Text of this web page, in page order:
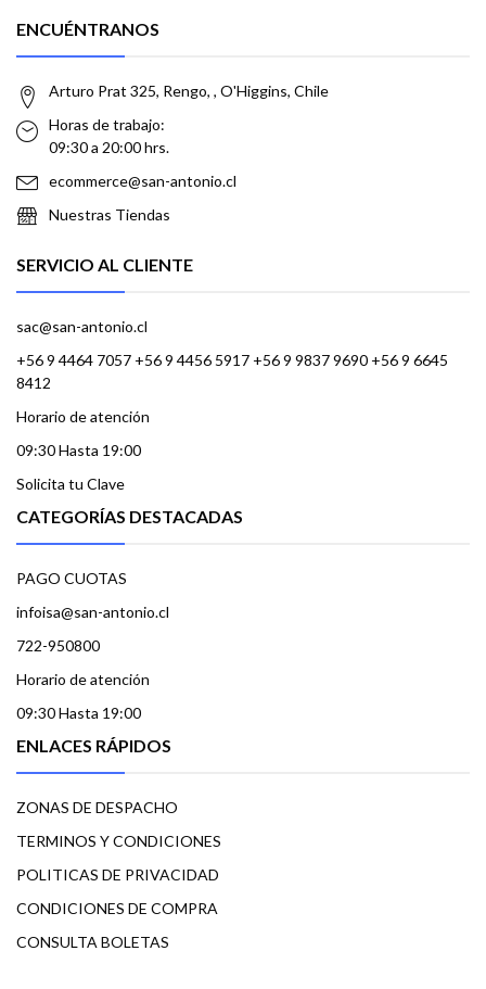
ENCUÉNTRANOS
Arturo Prat 325, Rengo, , O'Higgins, Chile
Horas de trabajo:
09:30 a 20:00 hrs.
ecommerce@san-antonio.cl
Nuestras Tiendas
SERVICIO AL CLIENTE
sac@san-antonio.cl
+56 9 4464 7057 +56 9 4456 5917 +56 9 9837 9690 +56 9 6645
8412
Horario de atención
09:30 Hasta 19:00
Solicita tu Clave
CATEGORÍAS DESTACADAS
PAGO CUOTAS
infoisa@san-antonio.cl
722-950800
Horario de atención
09:30 Hasta 19:00
ENLACES RÁPIDOS
ZONAS DE DESPACHO
TERMINOS Y CONDICIONES
POLITICAS DE PRIVACIDAD
CONDICIONES DE COMPRA
CONSULTA BOLETAS